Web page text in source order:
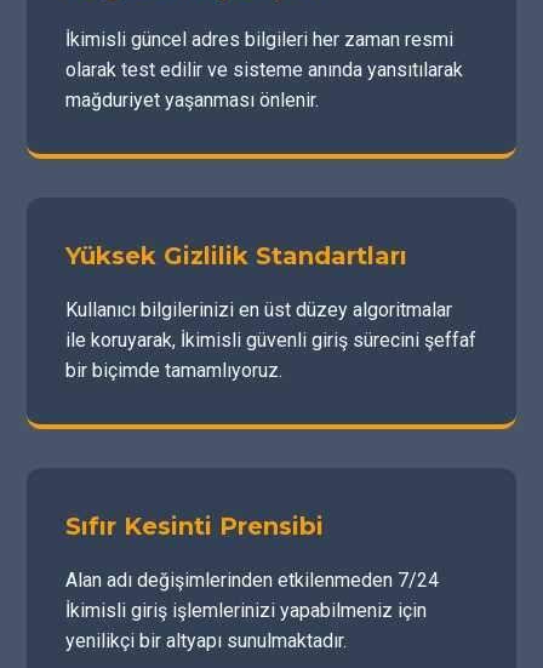
İkimisli güncel adres bilgileri her zaman resmi
olarak test edilir ve sisteme anında yansıtılarak
mağduriyet yaşanması önlenir.
Yüksek Gizlilik Standartları
Kullanıcı bilgilerinizi en üst düzey algoritmalar
ile koruyarak, İkimisli güvenli giriş sürecini şeffaf
bir biçimde tamamlıyoruz.
Sıfır Kesinti Prensibi
Alan adı değişimlerinden etkilenmeden 7/24
İkimisli giriş işlemlerinizi yapabilmeniz için
yenilikçi bir altyapı sunulmaktadır.